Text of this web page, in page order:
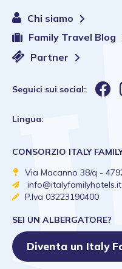
Chi siamo
Family Travel Blog
Partner
Seguici sui social:
Lingua:
CONSORZIO ITALY
Via Macanno 38/q -
info@italyfamilyhotels.it
P.Iva 03223190400
SEI UN ALBERGATORE?
Diventa un Italy